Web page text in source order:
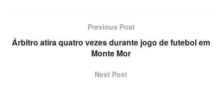
Previous Post
Árbitro atira quatro vezes durante jogo de futebol em
Monte Mor
Next Post